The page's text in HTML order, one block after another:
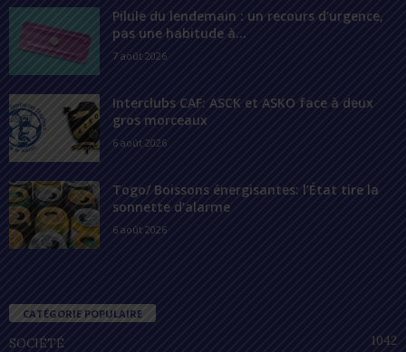
Pilule du lendemain : un recours d’urgence,
pas une habitude à...
7 août 2026
Interclubs CAF: ASCK et ASKO face à deux
gros morceaux
6 août 2026
Togo/ Boissons énergisantes: l’État tire la
sonnette d’alarme
6 août 2026
CATÉGORIE POPULAIRE
SOCIÉTÉ
1042